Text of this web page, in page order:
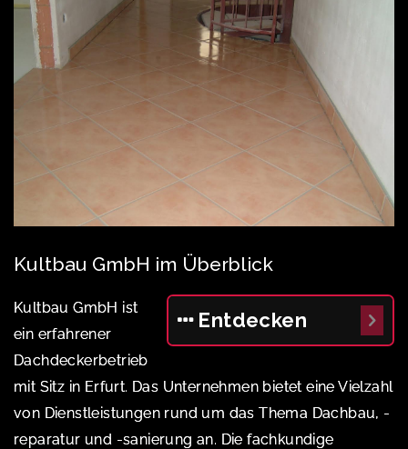
Kultbau GmbH im Überblick
Entdecken
Kultbau GmbH ist
ein erfahrener
Dachdeckerbetrieb
mit Sitz in Erfurt. Das Unternehmen bietet eine Vielzahl
von Dienstleistungen rund um das Thema Dachbau, -
reparatur und -sanierung an. Die fachkundige